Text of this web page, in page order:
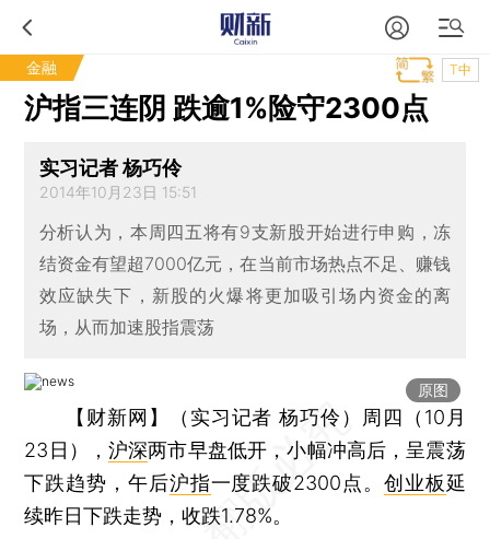
金融 T中
沪指三连阴 跌逾1%险守2300点
实习记者 杨巧伶
2014年10月23日 15:51
分析认为，本周四五将有9支新股开始进行申购，冻
结资金有望超7000亿元，在当前市场热点不足、赚钱
效应缺失下，新股的火爆将更加吸引场内资金的离
场，从而加速股指震荡
原图
【财新网】（实习记者 杨巧伶） 周四（10月
23日），沪深两市早盘低开，小幅冲高后，呈震荡
下跌趋势，午后沪指一度跌破2300点。 创业板延
续昨日下跌走势，收跌1.78%。